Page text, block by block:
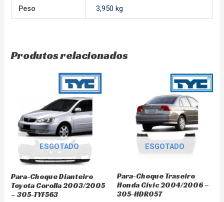
Peso 3,950 kg
Produtos relacionados
ESGOTADO
Para-Choque Dianteiro
Toyota Corolla 2003/2005
– 305-TYF563
ESGOTADO
Para-Choque Traseiro
Honda Civic 2004/2006 –
305-HDR057